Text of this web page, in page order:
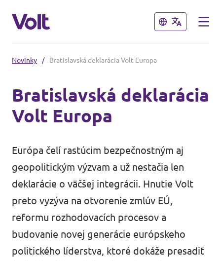
Zavrieť
Slovenčina
Naši Volt susedia
Volt Česko
Volt Poľsko
Volt Rakúsko
Zavrieť
Politiky
O Volt
Ľudia
Novinky
Udalostí
Novinky / Bratislavská deklarácia Volt Europa
Bratislavská deklarácia
Volt Europa
Európa čelí rastúcim bezpečnostným aj
geopolitickým výzvam a už nestačia len
deklarácie o väčšej integrácii. Hnutie Volt
preto vyzýva na otvorenie zmlúv EÚ,
reformu rozhodovacích procesov a
budovanie novej generácie európskeho
politického líderstva, ktoré dokáže presadiť